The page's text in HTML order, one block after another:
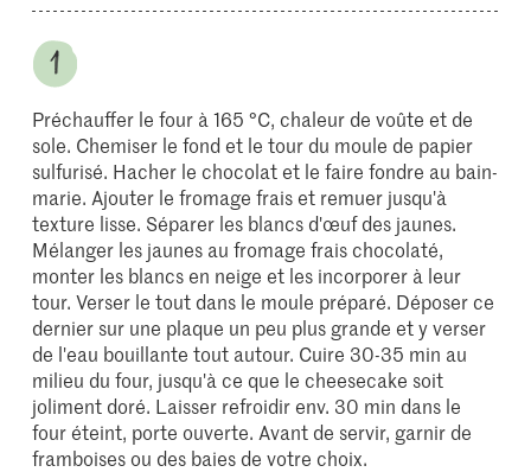
Préchauffer le four à 165 °C, chaleur de voûte et de
sole. Chemiser le fond et le tour du moule de papier
sulfurisé. Hacher le chocolat et le faire fondre au bain-
marie. Ajouter le fromage frais et remuer jusqu'à
texture lisse. Séparer les blancs d'œuf des jaunes.
Mélanger les jaunes au fromage frais chocolaté,
monter les blancs en neige et les incorporer à leur
tour. Verser le tout dans le moule préparé. Déposer ce
dernier sur une plaque un peu plus grande et y verser
de l'eau bouillante tout autour. Cuire 30-35 min au
milieu du four, jusqu'à ce que le cheesecake soit
joliment doré. Laisser refroidir env. 30 min dans le
four éteint, porte ouverte. Avant de servir, garnir de
framboises ou des baies de votre choix.